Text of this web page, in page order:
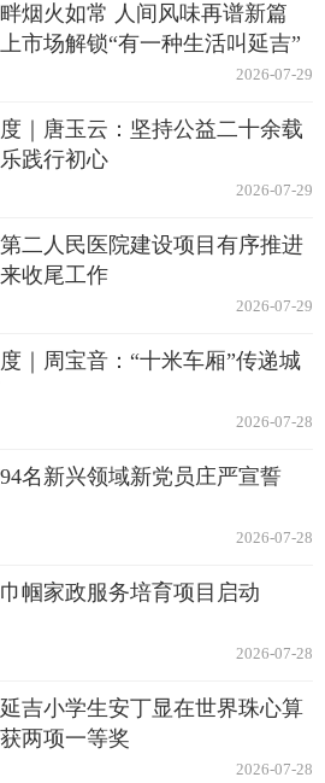
烟火如常 人间风味再谱新篇
场解锁“有一种生活叫延吉”
2026-07-29
｜唐玉云：坚持公益二十余载
践行初心
2026-07-29
二人民医院建设项目有序推进
收尾工作
2026-07-29
｜周宝音：“十米车厢”传递城
2026-07-28
名新兴领域新党员庄严宣誓
2026-07-28
帼家政服务培育项目启动
2026-07-28
吉小学生安丁显在世界珠心算
两项一等奖
2026-07-28